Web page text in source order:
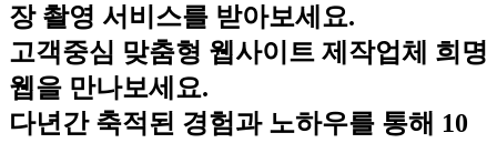
장 촬영 서비스를 받아보세요.
고객중심 맞춤형 웹사이트 제작업체 희명
웹을 만나보세요.
다년간 축적된 경험과 노하우를 통해 10